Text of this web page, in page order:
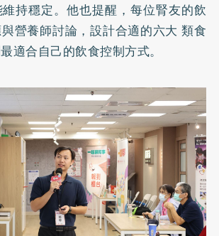
持穩定。他也提醒，每位腎友的飲
營養師討論，設計合適的六大 類食
適合自己的飲食控制方式。